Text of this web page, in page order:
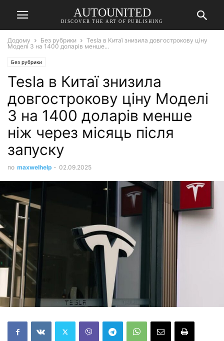
AUTOUNITED
DISCOVER THE ART OF PUBLISHING
Додому Без рубрики
Tesla в Китаї знизила довгострокову ціну
Моделі 3 на 1400 доларів менше...
Без рубрики
Tesla в Китаї знизила
довгострокову ціну Моделі
3 на 1400 доларів менше
ніж через місяць після
запуску
по maxwelhelp - 02.09.2025